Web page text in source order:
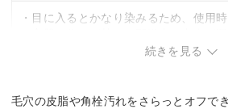
・目に入るとかなり染みるため、使用
・韓国から発送のため届くのが遅く、
続きを見る
毛穴の皮脂や角栓汚れをさらっとオフで